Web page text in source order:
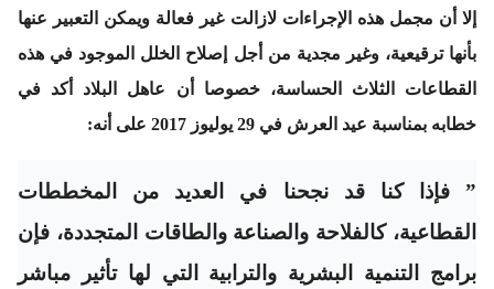
إلا أن مجمل هذه الإجراءات لازالت غير فعالة ويمكن التعبير عنها
بأنها ترقيعية، وغير مجدية من أجل إصلاح الخلل الموجود في هذه
القطاعات الثلاث الحساسة، خصوصا أن عاهل البلاد أكد في
خطابه بمناسبة عيد العرش في 29 يوليوز 2017 على أنه:
” فإذا كنا قد نجحنا في العديد من المخططات
القطاعية، كالفلاحة والصناعة والطاقات المتجددة، فإن
برامج التنمية البشرية والترابية التي لها تأثير مباشر